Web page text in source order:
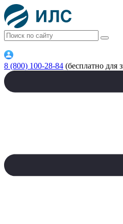
8 (800) 100-28-84 (бесплатно для